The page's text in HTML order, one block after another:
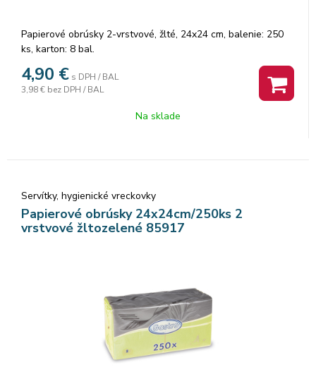
Papierové obrúsky 2-vrstvové, žlté, 24x24 cm, balenie: 250
ks, karton: 8 bal.
4,90 € s DPH / BAL
3,98 € bez DPH / BAL
Na sklade
Servítky, hygienické vreckovky
Papierové obrúsky 24x24cm/250ks 2
vrstvové žltozelené 85917